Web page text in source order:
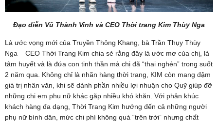
Đạo diễn Vũ Thành Vinh và CEO Thời trang Kim Thùy Nga
Là ước vọng mới của Truyền Thông Khang, bà Trần Thụy Thùy
Nga – CEO Thời Trang Kim chia sẻ rằng đây là ước mơ của chị, là
tâm huyết và là đứa con tinh thần mà chị đã “thai nghén” trong suốt
2 năm qua. Không chỉ là nhãn hàng thời trang, KIM còn mang đậm
giá trị nhân văn, khi sẽ dành phần nhiều lợi nhuận cho Quỹ giúp đỡ
những chị em phụ nữ khác gặp nhiều khó khăn. Với phân khúc
khách hàng đa dạng, Thời Trang Kim hướng đến cả những người
phụ nữ bình dân, mức chi phí không quá “trên trời” nhưng chất